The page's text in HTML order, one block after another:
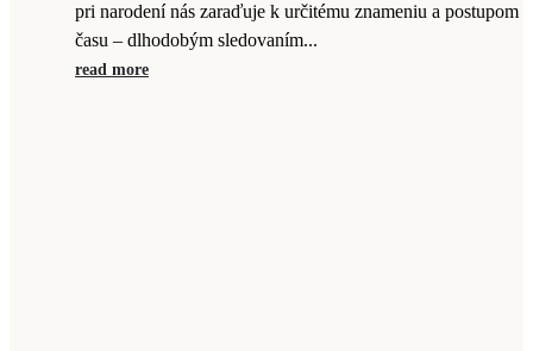
pri narodení nás zaraďuje k určitému znameniu a postupom
času – dlhodobým sledovaním...
read more